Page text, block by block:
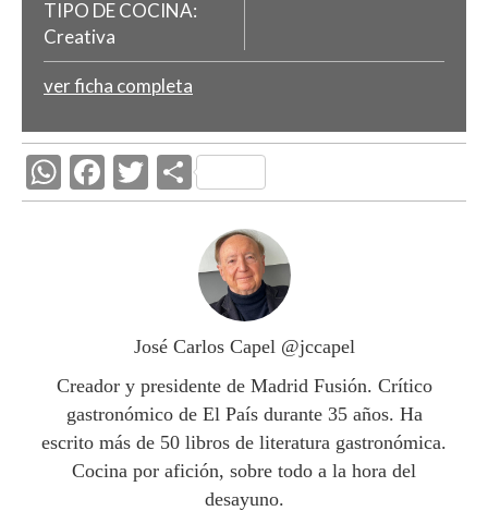
TIPO DE COCINA:
Creativa
ver ficha completa
W
h
p
F
ac
k
T
w
C
o
m
p
ar
ti
r
José Carlos Capel @jccapel
Creador y presidente de Madrid Fusión. Crítico
gastronómico de El País durante 35 años. Ha
escrito más de 50 libros de literatura gastronómica.
Cocina por afición, sobre todo a la hora del
desayuno.